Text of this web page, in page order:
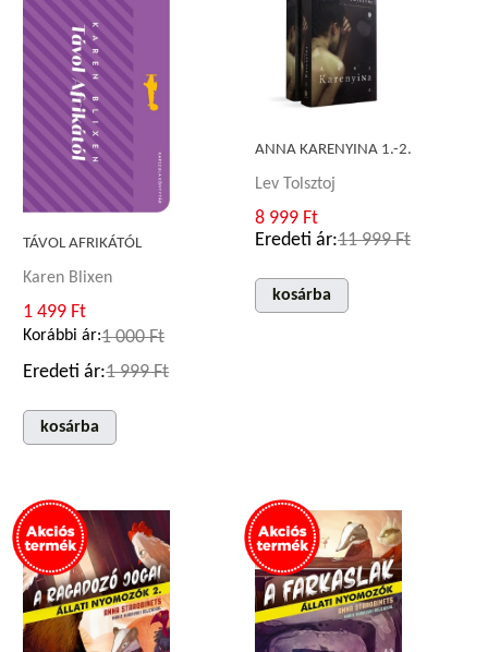
TÁVOL AFRIKÁTÓL
Karen Blixen
1 499 Ft
Korábbi ár:1 000 Ft
Eredeti ár:1 999 Ft
kosárba
ANNA KARENYINA 1.-2.
Lev Tolsztoj
8 999 Ft
Eredeti ár:11 999 Ft
kosárba